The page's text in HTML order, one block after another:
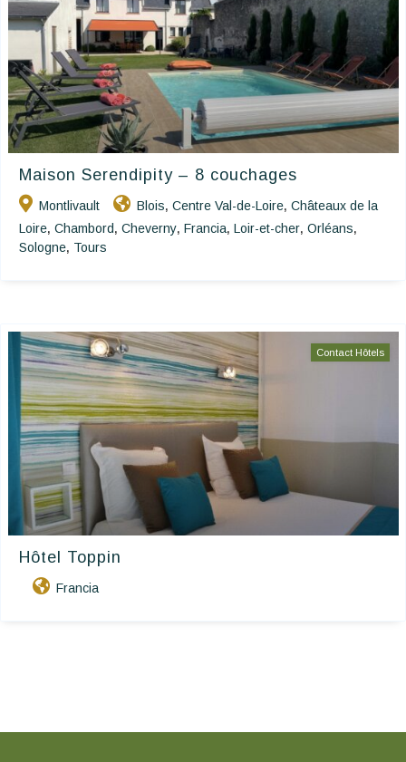
Maison Serendipity – 8 couchages
Montlivault Blois, Centre Val-de-Loire, Châteaux de la
Loire, Chambord , Cheverny, Francia, Loir-et-cher, Orléans,
Sologne, Tours
Contact Hôtels
Hôtel Toppin
Francia